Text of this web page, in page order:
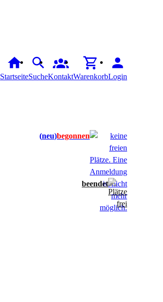
StartseiteSucheKontaktWarenkorbLogin
neu